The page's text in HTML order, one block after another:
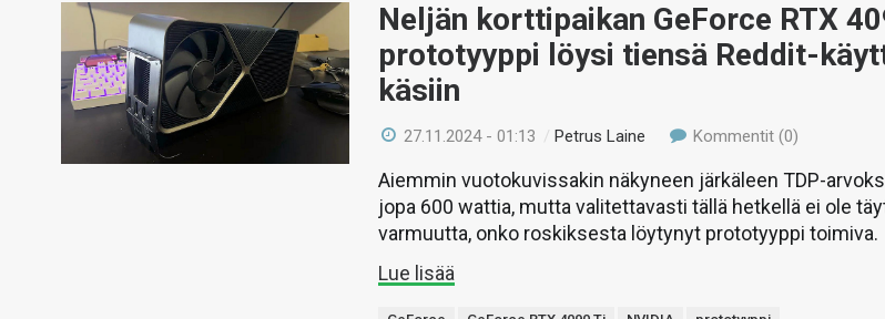
Neljän korttipaikan GeForce RTX
prototyyppi löysi tiensä Reddit-
käsiin
27.11.2024 - 01:13 /Petrus Laine Kommentit (0)
Aiemmin vuotokuvissakin näkyneen järkäleen TDP-
jopa 600 wattia, mutta valitettavasti tällä hetkellä ei ole
varmuutta, onko roskiksesta löytynyt prototyyppi toimiva.
Lue lisää